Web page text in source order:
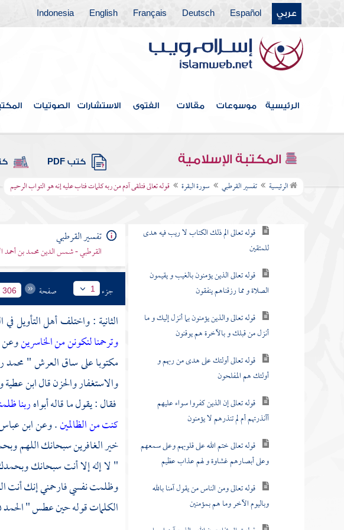
عربي Español
Deutsch
Français
English
Indonesia
الرئيسية موسوعات مقالات الفتوى الاستشارات الصوتيات
المكتبة الإسلامية كتب PDF
الرئيسية تفسير القرطبي سورة البقرة قوله تعالى فتلقى آدم من ربه كلمات فتاب عليه إنه هو التواب الرحيم
باب ما جاء من الحجة في الرد على
من طعن في القرآن وخالف مصحف
عثمان بالزيادة والنقصان
سورة الفاتحة
سورة البقرة
قوله تعالى الم ذلك الكتاب لا ريب فيه هدى
للمتقين
قوله تعالى الذين يؤمنون بالغيب و يقيمون
الصلاة و مما رزقناهم ينفقون
قوله تعالى والذين يؤمنون بما أنزل إليك و ما
أنزل من قبلك و بالآخرة هم يوقنون
قوله تعالى أولئك على هدى من ربهم و
أولئك هم المفلحون
قوله تعالى إن الذين كفروا سواء عليهم
أأنذرتهم أم لم تنذرهم لا يؤمنون
قوله تعالى ختم الله على قلوبهم وعلى سمعهم
وعلى أبصارهم غشاوة و لهم عذاب عظيم
قوله تعالى ومن الناس من يقول آمنا بالله
وباليوم الآخر وما هم بمؤمنين
تفسير القرطبي
القرطبي - شمس الدين محمد بن أحمد
جزء 1 صفحة 306
الثانية : واختلف أهل التأويل
وترحمنا لنكونن من الخاسرينوعن
مكتوبا على ساق العرش "محمد
والاستغفار والحزن قالابن عطية
فقال : يقول ما قاله أبواهربنا
كنت من الظالمين. وعنابن
خير الغافرين سبحانك اللهم
" لا إله إلا أنت سبحانك
وظلمت نفسي فارحمني إنك أنت
الكلمات قوله حين عطس " الحمد